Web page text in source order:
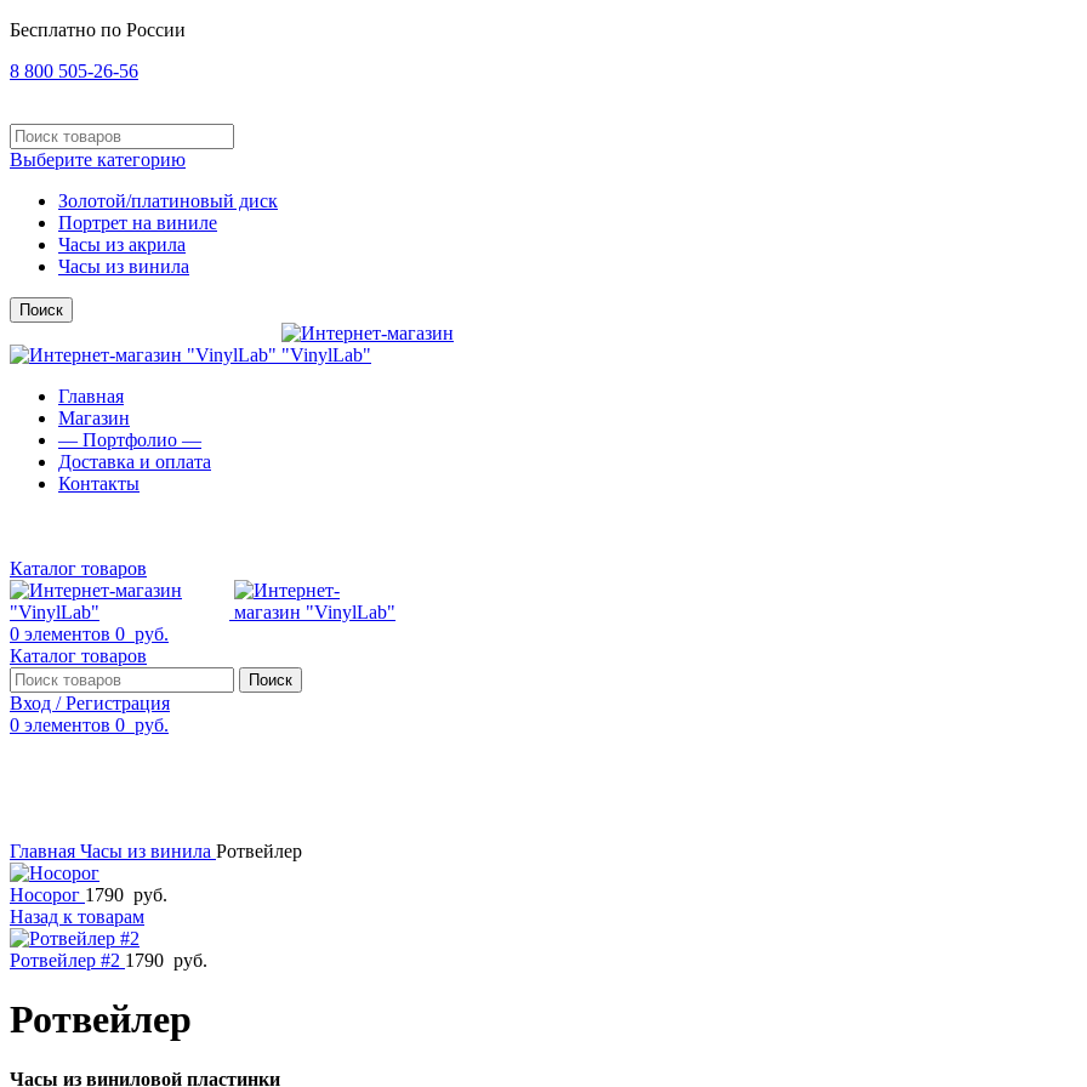
Бесплатно по России
8 800 505-26-56
Выберите категорию
Золотой/платиновый диск
Портрет на виниле
Часы из акрила
Часы из винила
Поиск
Главная
Магазин
— Портфолио —
Доставка и оплата
Контакты
Каталог товаров
0 элементов 0 руб.
Каталог товаров
Поиск
Вход / Регистрация
0 элементов 0 руб.
Главная Часы из винила Ротвейлер
Носорог 1790 руб.
Назад к товарам
Ротвейлер #2 1790 руб.
Ротвейлер
Часы из виниловой пластинки